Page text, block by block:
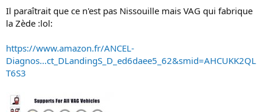
Il paraîtrait que ce n'est pas Nissouille mais VAG qui fabrique
la Zède :lol:
https://www.amazon.fr/ANCEL-
Diagnos...ct_DLandingS_D_ed6daee5_62&smid=AHCUKK2QL
T6S3